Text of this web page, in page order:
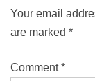
Your email
are marked *
Comment*